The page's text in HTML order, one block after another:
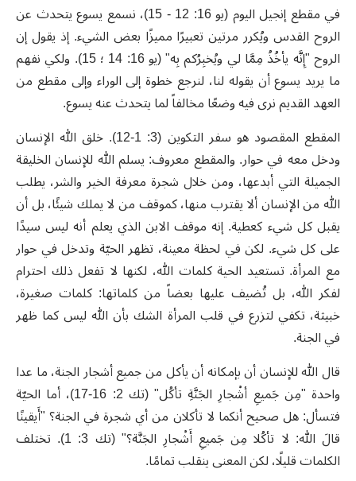
في مقطع إنجيل اليوم (يو 16: 12 - 15)، نسمع يسوع يتحدث عن
الروح القدس ويُكرر مرتين تعبيرًا مميزًا بعض الشيء. إذ يقول إن
الروح "إِنَّه يأخُذُ مِمَّا لي ويُخبِرُكم بِه" (يو 16: 14 ؛ 15). ولكي نفهم
ما يريد يسوع أن يقوله لنا، لنرجع خطوة إلى الوراء وإلى مقطع من
العهد القديم نرى فيه وضعًا مخالفاً لما يتحدث عنه يسوع.
المقطع المقصود هو سفر التكوين (3: 1-12). خلق الله الإنسان
ودخل معه في حوار. والمقطع معروف: يسلم الله للإنسان الخليقة
الجميلة التي أبدعها، ومن خلال شجرة معرفة الخير والشر، يطلب
الله من الإنسان ألا يقترب منها، كموقف من لا يملك شيئًا، بل أن
يقبل كل شيء كعطية. إنه موقف الابن الذي يعلم أنه ليس سيدًا
على كل شيء. لكن في لحظة معينة، تظهر الحيّة وتدخل في حوار
مع المرأة. تستعيد الحية كلمات الله، لكنها لا تفعل ذلك احترام
لفكر الله، بل تُضيف عليها بعضاً من كلماتها: كلمات صغيرة،
خبيثة، تكفي لتزرع في قلب المرأة الشك بأن الله ليس كما ظهر
في الجنة.
قال الله للإنسان أن بإمكانه أن يأكل من جميع أشجار الجنة، ما عدا
واحدة "مِن جَميعِ أشْجارِ الجَنَّةِ تأكُل" (تك 2: 16-17)، أما الحيّة
فتسأل: هل صحيح أنكما لا تأكلان من أي شجرة في الجنة؟ "أَيقينًا
قالَ الله: لا تأكُلا مِن جَميعِ أَشْجارِ الجَنَّة؟" (تك 3: 1). تختلف
الكلمات قليلًا، لكن المعنى ينقلب تمامًا.